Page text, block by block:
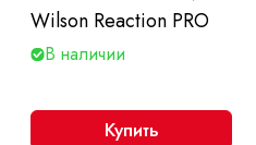
Wilson Reaction PRO
В наличии
Купить